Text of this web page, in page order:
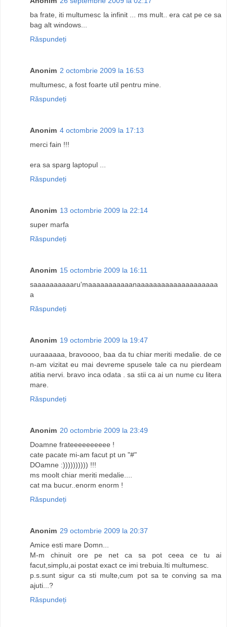
ba frate, iti multumesc la infinit ... ms mult.. era cat pe ce sa
bag alt windows...
Răspundeți
Anonim 2 octombrie 2009 la 16:53
multumesc, a fost foarte util pentru mine.
Răspundeți
Anonim 4 octombrie 2009 la 17:13
merci fain !!!
era sa sparg laptopul ...
Răspundeți
Anonim 13 octombrie 2009 la 22:14
super marfa
Răspundeți
Anonim 15 octombrie 2009 la 16:11
saaaaaaaaaaru'maaaaaaaaaaanaaaaaaaaaaaaaaaaaaaa
a
Răspundeți
Anonim 19 octombrie 2009 la 19:47
uuraaaaaa, bravoooo, baa da tu chiar meriti medalie. de ce
n-am vizitat eu mai devreme spusele tale ca nu pierdeam
atitia nervi. bravo inca odata . sa stii ca ai un nume cu litera
mare.
Răspundeți
Anonim 20 octombrie 2009 la 23:49
Doamne frateeeeeeeeee !
cate pacate mi-am facut pt un "#"
DOamne :)))))))))) !!!
ms moolt chiar meriti medalie....
cat ma bucur..enorm enorm !
Răspundeți
Anonim 29 octombrie 2009 la 20:37
Amice esti mare Domn...
M-m chinuit ore pe net ca sa pot ceea ce tu ai
facut,simplu,ai postat exact ce imi trebuia.Iti multumesc.
p.s.sunt sigur ca sti multe,cum pot sa te conving sa ma
ajuti...?
Răspundeți